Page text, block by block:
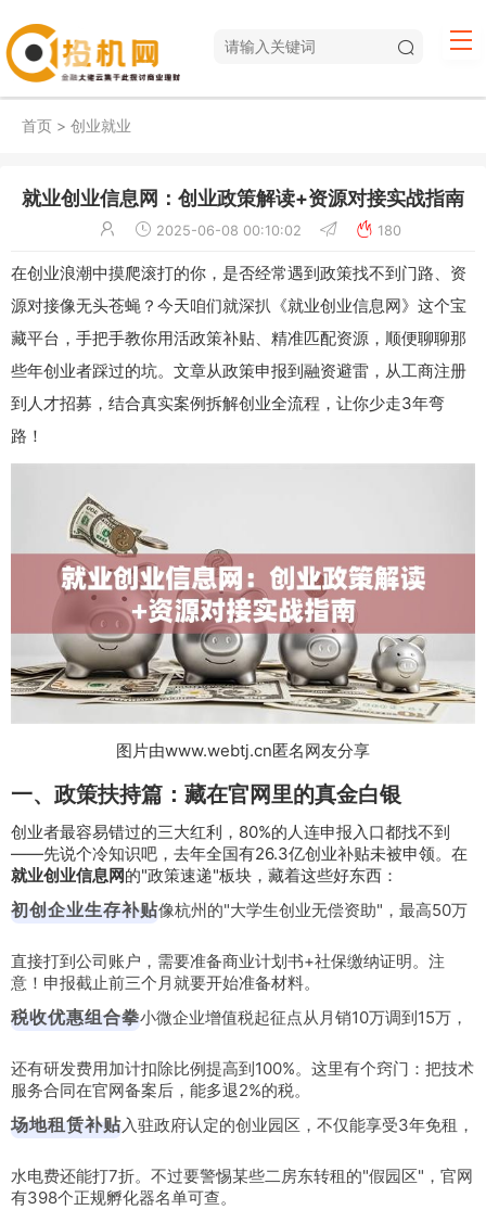
首页 > 创业就业
就业创业信息网：创业政策解读+资源对接实战指南
2025-06-08 00:10:02 180
在创业浪潮中摸爬滚打的你，是否经常遇到政策找不到门路、资
源对接像无头苍蝇？今天咱们就深扒《就业创业信息网》这个宝
藏平台，手把手教你用活政策补贴、精准匹配资源，顺便聊聊那
些年创业者踩过的坑。文章从政策申报到融资避雷，从工商注册
到人才招募，结合真实案例拆解创业全流程，让你少走3年弯
路！
图片由www.webtj.cn匿名网友分享
一、政策扶持篇：藏在官网里的真金白银
创业者最容易错过的三大红利，80%的人连申报入口都找不到
——先说个冷知识吧，去年全国有26.3亿创业补贴未被申领。在
就业创业信息网的"政策速递"板块，藏着这些好东西：
初创企业生存补贴像杭州的"大学生创业无偿资助"，最高50万
直接打到公司账户，需要准备商业计划书+社保缴纳证明。注
意！申报截止前三个月就要开始准备材料。
税收优惠组合拳小微企业增值税起征点从月销10万调到15万，
还有研发费用加计扣除比例提高到100%。这里有个窍门：把技术
服务合同在官网备案后，能多退2%的税。
场地租赁补贴入驻政府认定的创业园区，不仅能享受3年免租，
水电费还能打7折。不过要警惕某些二房东转租的"假园区"，官网
有398个正规孵化器名单可查。